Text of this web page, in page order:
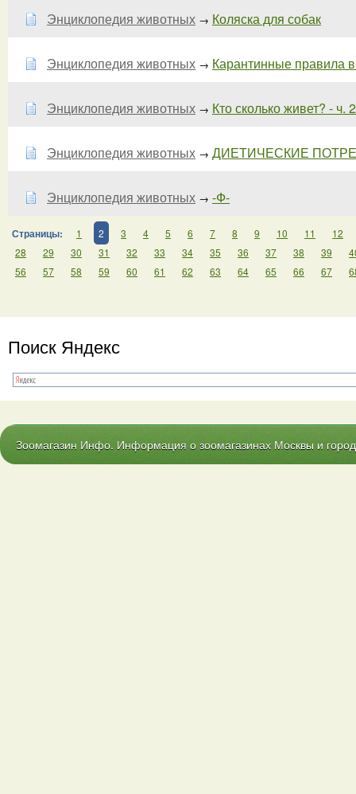
Энциклопедия животных → Коляска для собак
Энциклопедия животных → Карантинные правила
Энциклопедия животных → Кто сколько живет? - ч. 2
Энциклопедия животных → ДИЕТИЧЕСКИЕ
Энциклопедия животных → -Ф-
Страницы: 1 2 3 4 5 6 7 8 9 10 11
12
28
29 30 31 32 33 34 35 36 37 38 39
56
57 58 59 60 61 62 63 64 65 66 67
Поиск Яндекс
Зоомагазин Инфо. Информация о зоомагазинах Москвы и